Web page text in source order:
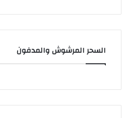
السحر المرشوش والمدفون